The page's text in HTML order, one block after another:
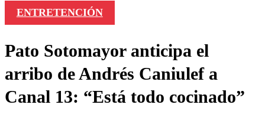
ENTRETENCIÓN
Pato Sotomayor anticipa el
arribo de Andrés Caniulef a
Canal 13: “Está todo cocinado”